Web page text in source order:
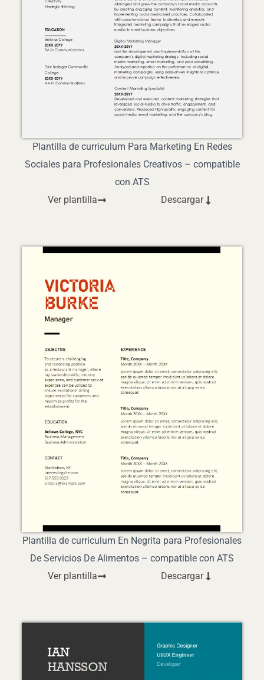
Plantilla de curriculum Para Marketing En Redes
Sociales para Profesionales Creativos – compatible
con ATS
Ver plantilla
Descargar
Plantilla de curriculum En Negrita para Profesionales
De Servicios De Alimentos – compatible con ATS
Ver plantilla
Descargar